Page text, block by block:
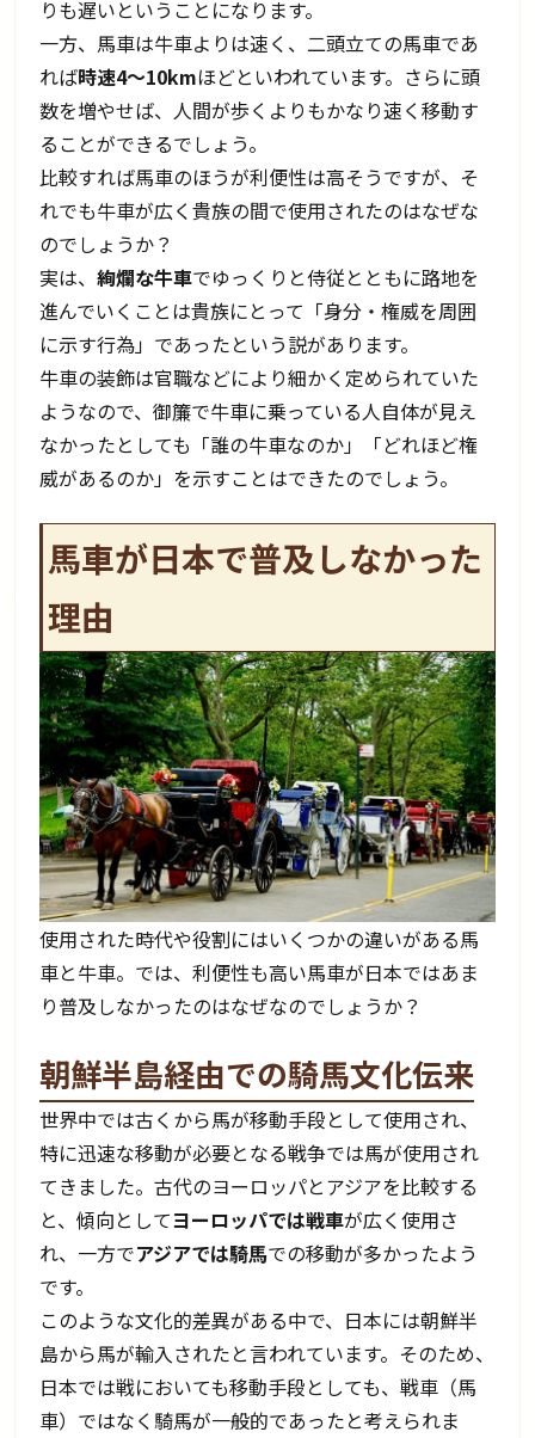
りも遅いということになります。
一方、馬車は牛車よりは速く、二頭立ての馬車であ
れば時速4～10kmほどといわれています。さらに頭
数を増やせば、人間が歩くよりもかなり速く移動す
ることができるでしょう。
比較すれば馬車のほうが利便性は高そうですが、そ
れでも牛車が広く貴族の間で使用されたのはなぜな
のでしょうか？
実は、絢爛な牛車でゆっくりと侍従とともに路地を
進んでいくことは貴族にとって「身分・権威を周囲
に示す行為」であったという説があります。
牛車の装飾は官職などにより細かく定められていた
ようなので、御簾で牛車に乗っている人自体が見え
なかったとしても「誰の牛車なのか」「どれほど権
威があるのか」を示すことはできたのでしょう。
馬車が日本で普及しなかった
理由
使用された時代や役割にはいくつかの違いがある馬
車と牛車。では、利便性も高い馬車が日本ではあま
り普及しなかったのはなぜなのでしょうか？
朝鮮半島経由での騎馬文化伝来
世界中では古くから馬が移動手段として使用され、
特に迅速な移動が必要となる戦争では馬が使用され
てきました。古代のヨーロッパとアジアを比較する
と、傾向としてヨーロッパでは戦車が広く使用さ
れ、一方でアジアでは騎馬での移動が多かったよう
です。
このような文化的差異がある中で、日本には朝鮮半
島から馬が輸入されたと言われています。そのため、
日本では戦においても移動手段としても、戦車（馬
車）ではなく騎馬が一般的であったと考えられま